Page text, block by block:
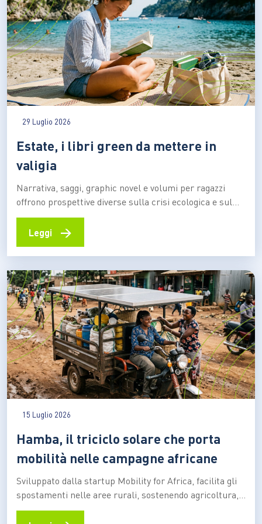
29 Luglio 2026
Estate, i libri green da mettere in
valigia
Narrativa, saggi, graphic novel e volumi per ragazzi
offrono prospettive diverse sulla crisi ecologica e sul
rapporto tra persone e ambiente. I titoli premiati dal
Premio Demetra 2026 diventano una selezione utile per
ambientale anche in vacanza C’è chi mette in valigia
un…
Leggi →
15 Luglio 2026
Hamba, il triciclo solare che porta
mobilità nelle campagne africane
Sviluppato dalla startup Mobility for Africa, facilita gli
spostamenti nelle aree rurali, sostenendo agricoltura,
imprenditoria locale, inclusione femminile e riduzione